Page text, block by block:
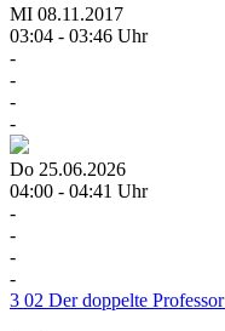
MI 08.11.2017
03:04 - 03:46 Uhr
-
-
-
-
Do 25.06.2026
04:00 - 04:41 Uhr
-
-
-
-
3 02 Der doppelte Professor